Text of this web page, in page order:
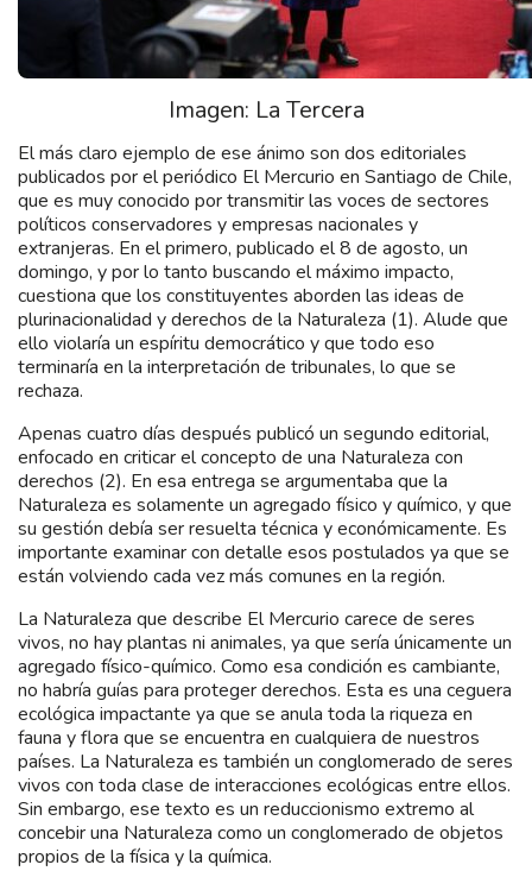
Imagen: La Tercera
El más claro ejemplo de ese ánimo son dos editoriales
publicados por el periódico El Mercurio en Santiago de Chile,
que es muy conocido por transmitir las voces de sectores
políticos conservadores y empresas nacionales y
extranjeras. En el primero, publicado el 8 de agosto, un
domingo, y por lo tanto buscando el máximo impacto,
cuestiona que los constituyentes aborden las ideas de
plurinacionalidad y derechos de la Naturaleza (1). Alude que
ello violaría un espíritu democrático y que todo eso
terminaría en la interpretación de tribunales, lo que se
rechaza.
Apenas cuatro días después publicó un segundo editorial,
enfocado en criticar el concepto de una Naturaleza con
derechos (2). En esa entrega se argumentaba que la
Naturaleza es solamente un agregado físico y químico, y que
su gestión debía ser resuelta técnica y económicamente. Es
importante examinar con detalle esos postulados ya que se
están volviendo cada vez más comunes en la región.
La Naturaleza que describe El Mercurio carece de seres
vivos, no hay plantas ni animales, ya que sería únicamente un
agregado físico-químico. Como esa condición es cambiante,
no habría guías para proteger derechos. Esta es una ceguera
ecológica impactante ya que se anula toda la riqueza en
fauna y flora que se encuentra en cualquiera de nuestros
países. La Naturaleza es también un conglomerado de seres
vivos con toda clase de interacciones ecológicas entre ellos.
Sin embargo, ese texto es un reduccionismo extremo al
concebir una Naturaleza como un conglomerado de objetos
propios de la física y la química.